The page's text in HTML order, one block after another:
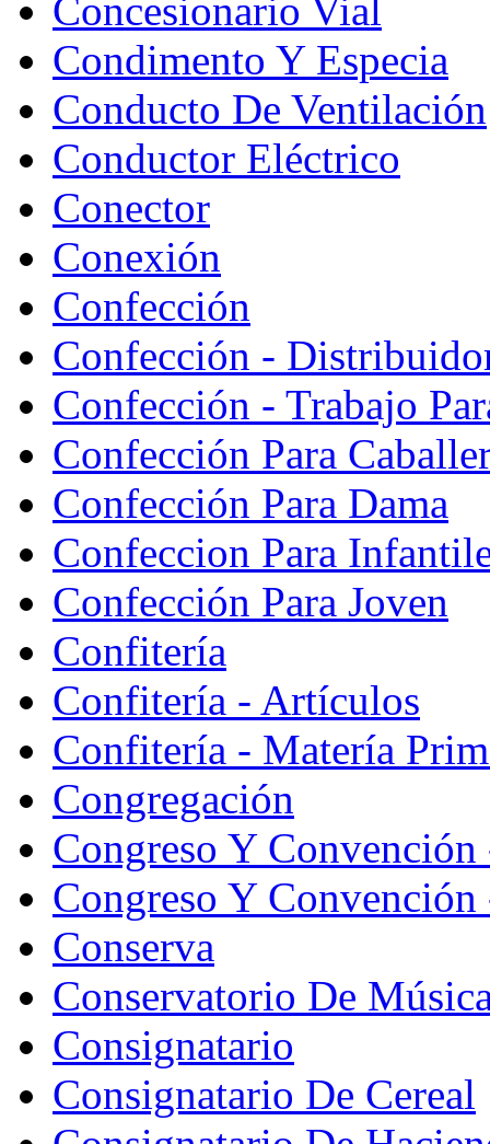
Concesionario Vial
Condimento Y Especia
Conducto De Ventilación
Conductor Eléctrico
Conector
Conexión
Confección
Confección -
Confección - Trabajo
Confección Para
Confección Para Dama
Confeccion Para
Confección Para Joven
Confitería
Confitería - Artículos
Confitería - Matería
Congregación
Congreso Y Convención
Congreso Y
Conserva
Conservatorio De
Consignatario
Consignatario De Cereal